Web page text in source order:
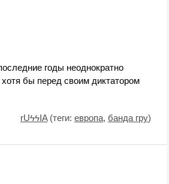
годы неоднократно
бы перед своим диктатором
rUϟϟIA(теги: европа, банда гру)